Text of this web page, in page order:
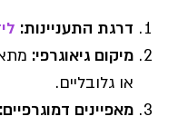
דרגת התעניינות:
מיקום גיאוגרפי:
או גלובליים.
מאפיינים דמוגרפיים: